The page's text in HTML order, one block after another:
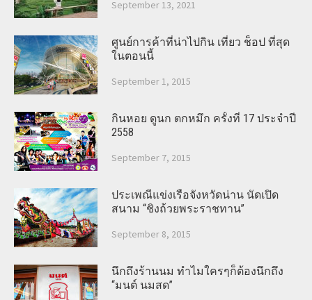
September 13, 2021
ศูนย์การค้าที่น่าไปกิน เที่ยว ช็อป ที่สุด
ในตอนนี้
September 1, 2015
กินหอย ดูนก ตกหมึก ครั้งที่ 17 ประจำปี
2558
September 7, 2015
ประเพณีแข่งเรือจังหวัดน่าน นัดเปิด
สนาม “ชิงถ้วยพระราชทาน”
September 8, 2015
นึกถึงร้านนม ทำไมใครๆก็ต้องนึกถึง
“มนต์ นมสด”